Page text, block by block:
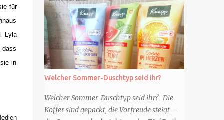
für
Lyla
dass
in
Welcher Sommer-Duschtyp seid ihr?
Welcher Sommer-Duschtyp seid ihr? Die
Koffer sind gepackt, die Vorfreude steigt –